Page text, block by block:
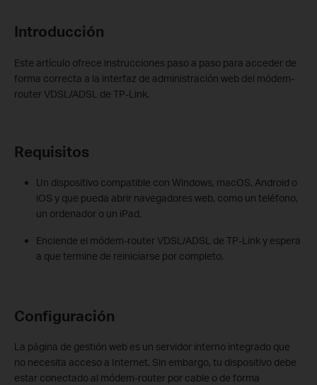
Introducción
Este artículo ofrece instrucciones paso a paso para acceder de
forma correcta a la interfaz de administración web del módem-
router VDSL/ADSL de TP-Link.
Requisitos
Un dispositivo compatible con Windows, macOS, Android o
iOS y que pueda abrir navegadores web, como un teléfono,
un ordenador o un iPad.
Enciende el módem-router VDSL/ADSL de TP-Link y espera
a que termine de reiniciarse por completo.
Configuración
La página de gestión web es un servidor interno integrado que
no necesita acceso a Internet. Sin embargo, tu dispositivo debe
estar conectado al módem-router por cable o de forma